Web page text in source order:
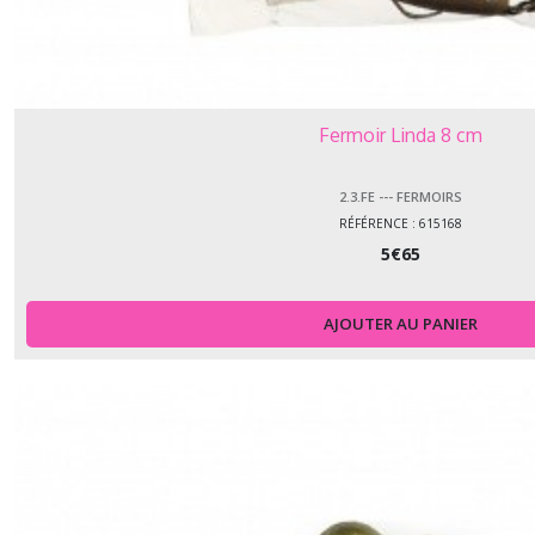
Fermoir Linda 8 cm
2.3.FE --- FERMOIRS
RÉFÉRENCE : 615168
5€65
AJOUTER AU PANIER